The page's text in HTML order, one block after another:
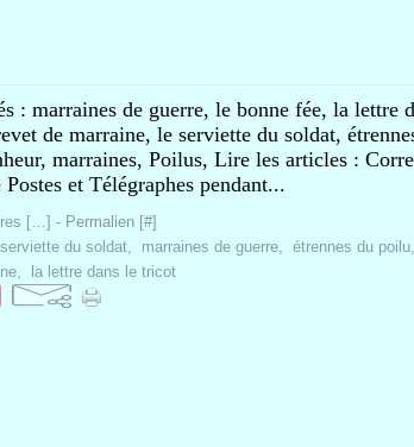
: marraines de guerre, le bonne fée, la lettre
de marraine, le serviette du soldat,
marraines, Poilus, Lire les articles :
Postes et Télégraphes pendant...
[…] - Permalien [#]
serviette du soldat, marraines de guerre, étrennes du poilu
, la lettre dans le tricot